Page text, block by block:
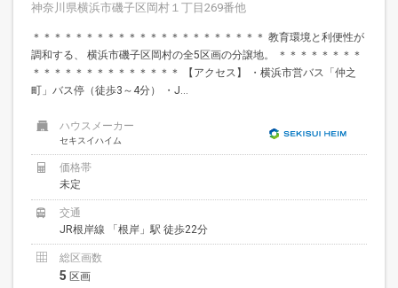
神奈川県横浜市磯子区岡村１丁目269番他
＊＊＊＊＊＊＊＊＊＊＊＊＊＊＊＊＊＊＊＊＊＊ 教育環境と利便性が
調和する、 横浜市磯子区岡村の全5区画の分譲地。 ＊＊＊＊＊＊＊＊
＊＊＊＊＊＊＊＊＊＊＊＊＊＊ 【アクセス】 ・横浜市営バス「仲之
町」バス停（徒歩3～4分） ・J...
ハウスメーカー
セキスイハイム
価格帯
未定
交通
JR根岸線 「根岸」駅 徒歩22分
総区画数
5 区画